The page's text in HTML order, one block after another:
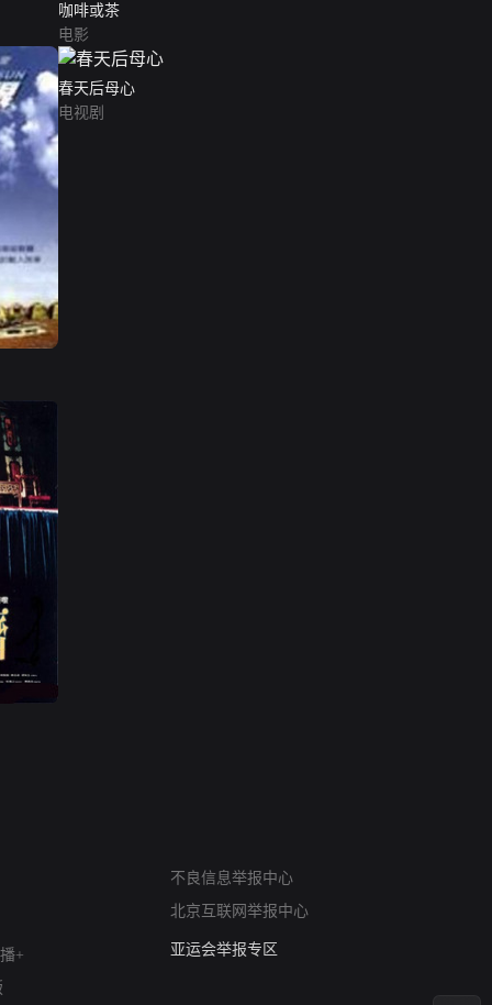
咖啡或茶
电影
春天后母心
电视剧
+
不良信息举报中心
北京互联网举报中心
算法推荐专项举报
亚运会举报专区